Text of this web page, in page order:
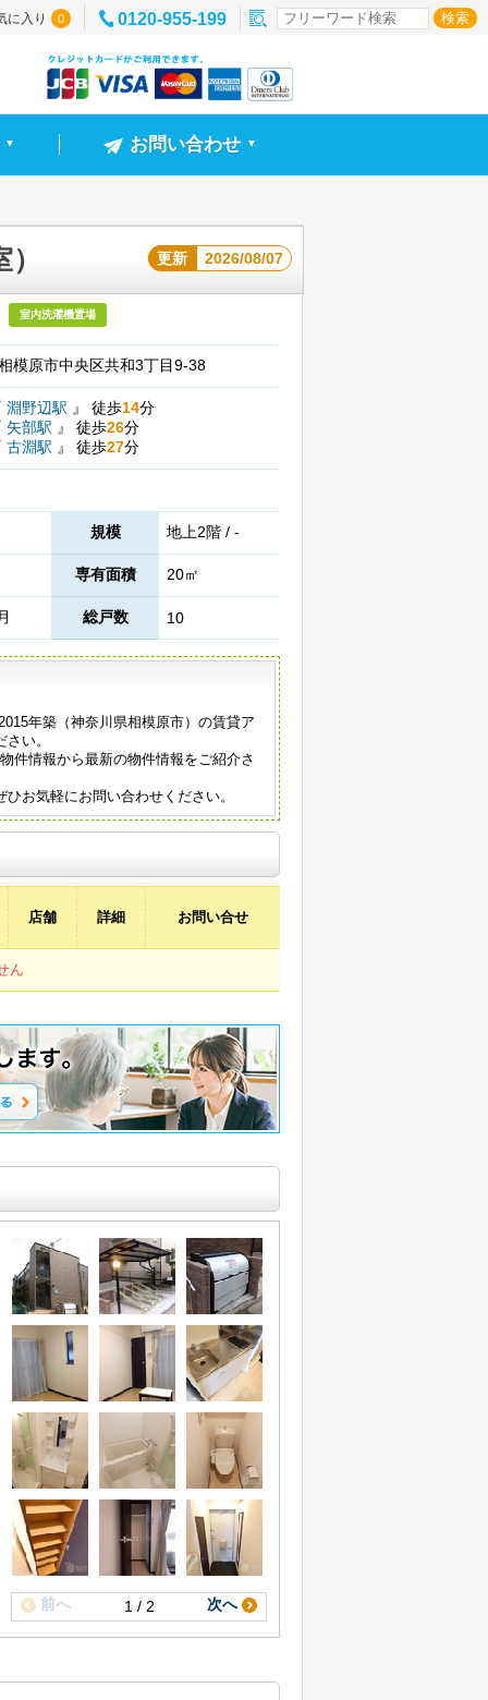
に入り 0 0120-955-199
▼ お問い合わせ ▼
更新 2026/08/07
室内洗濯機置場
模原市中央区共和3丁目9-38
淵野辺駅 』 徒歩14分
矢部駅 』 徒歩26分
古淵駅 』 徒歩27分
規模 地上2階 / -
専有面積 20㎡
総戸数 10
年築（神奈川県相模原市）の賃貸ア
い。
件情報から最新の物件情報をご紹介さ
お気軽にお問い合わせください。
店舗 詳細 お問い合せ
ん
1 / 2
前へ 次へ